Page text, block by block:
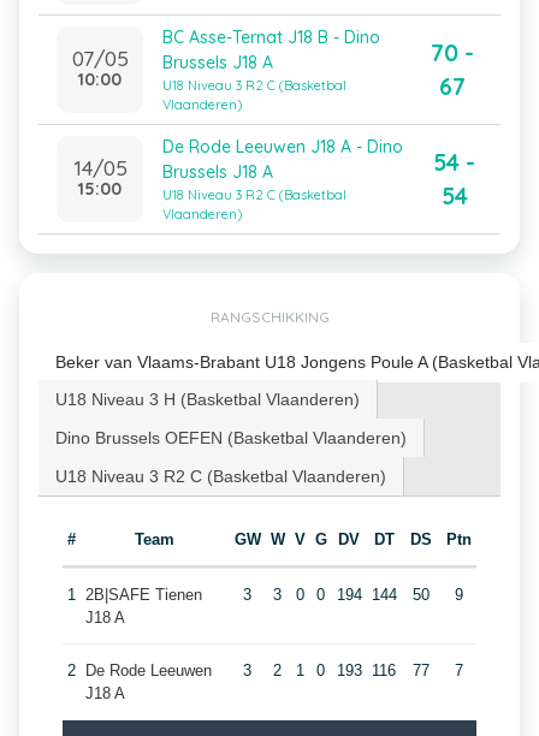
07/05
10:00
BC Asse-Ternat J18 B - Dino
Brussels J18 A
U18 Niveau 3 R2 C (Basketbal
Vlaanderen)
70 -
67
14/05
15:00
De Rode Leeuwen J18 A - Dino
Brussels J18 A
U18 Niveau 3 R2 C (Basketbal
Vlaanderen)
54 -
54
RANGSCHIKKING
Beker van Vlaams-Brabant U18 Jongens Poule A (Basketbal
U18 Niveau 3 H (Basketbal Vlaanderen)
Dino Brussels OEFEN (Basketbal Vlaanderen)
U18 Niveau 3 R2 C (Basketbal Vlaanderen)
# Team GW W V G DV DT DS Ptn
1 2B|SAFE Tienen
J18 A
3 3 0 0 194 144 50 9
2
De Rode Leeuwen
J18 A
3 2 1 0 193 116 77 7